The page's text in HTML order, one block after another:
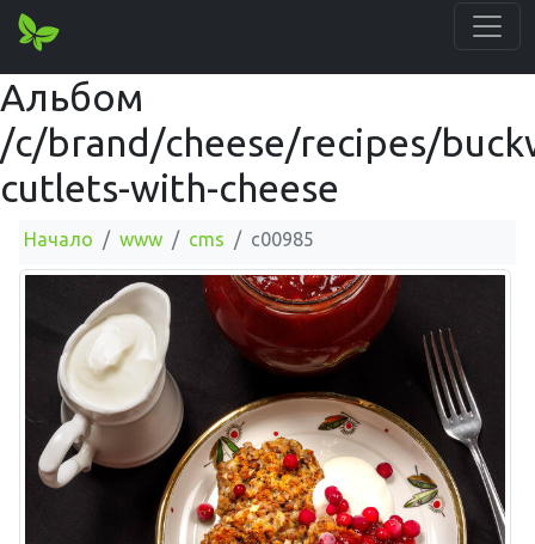
Альбом
/c/brand/cheese/recipes/
cutlets-with-cheese
Начало www cms c00985